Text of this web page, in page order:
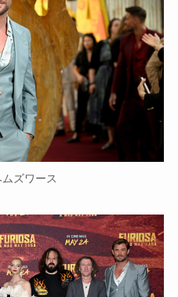
ズワース